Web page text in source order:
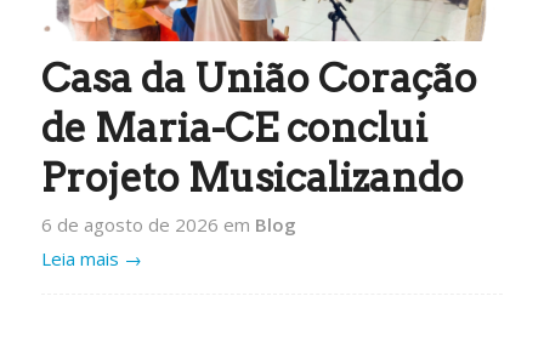
Casa da União Coração
de Maria-CE conclui
Projeto Musicalizando
6 de agosto de 2026 em Blog
Leia mais →